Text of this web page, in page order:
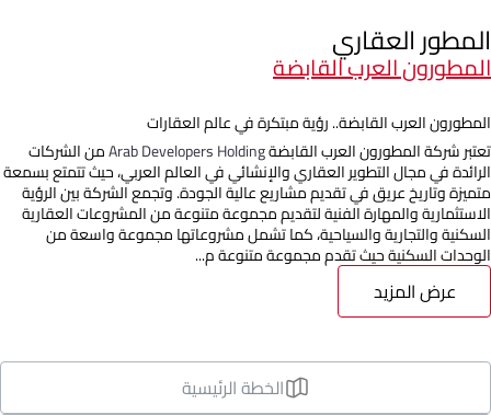
المطور العقاري
المطورون العرب القابضة
المطورون العرب القابضة.. رؤية مبتكرة في عالم العقارات
تعتبر شركة المطورون العرب القابضةArab Developers Holdingمن الشركات
الرائدة في مجال التطوير العقاري والإنشائي في العالم العربي، حيث تتمتع بسمعة
متميزة وتاريخ عريق في تقديم مشاريع عالية الجودة. وتجمع الشركة بين الرؤية
الاستثمارية والمهارة الفنية لتقديم مجموعة متنوعة من المشروعات العقارية
السكنية والتجارية والسياحية، كما تشمل مشروعاتها مجموعة واسعة من
الوحدات السكنية حيث تقدم مجموعة متنوعة م...
عرض المزيد
الخطة الرئيسية